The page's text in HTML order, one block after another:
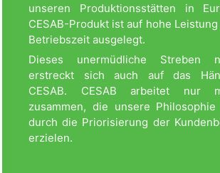
unseren Produktionsstätten in
CESAB-Produkt ist auf hohe
Betriebszeit ausgelegt.
Dieses unermüdliche Streben
erstreckt sich auch auf das
CESAB. CESAB arbeitet nur
zusammen, die unsere
durch die Priorisierung der
erzielen.